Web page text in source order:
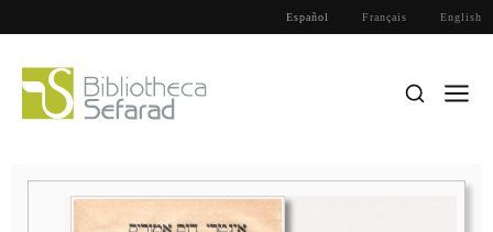
Español Français English